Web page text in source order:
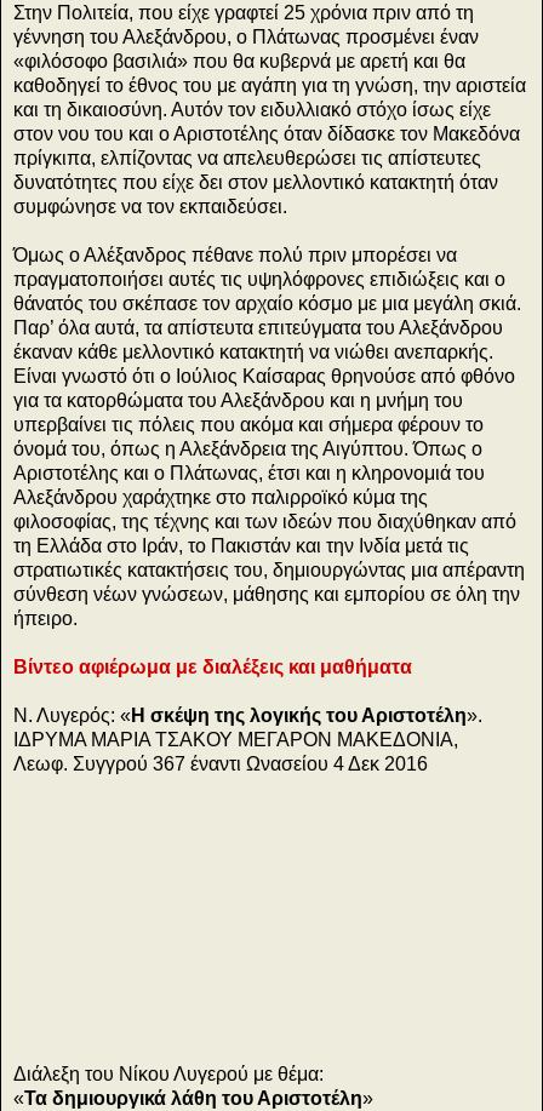
Στην Πολιτεία, που είχε γραφτεί 25 χρόνια πριν από τη
γέννηση του Αλεξάνδρου, ο Πλάτωνας προσμένει έναν
«φιλόσοφο βασιλιά» που θα κυβερνά με αρετή και θα
καθοδηγεί το έθνος του με αγάπη για τη γνώση, την αριστεία
και τη δικαιοσύνη. Αυτόν τον ειδυλλιακό στόχο ίσως είχε
στον νου του και ο Αριστοτέλης όταν δίδασκε τον Μακεδόνα
πρίγκιπα, ελπίζοντας να απελευθερώσει τις απίστευτες
δυνατότητες που είχε δει στον μελλοντικό κατακτητή όταν
συμφώνησε να τον εκπαιδεύσει.
Όμως ο Αλέξανδρος πέθανε πολύ πριν μπορέσει να
πραγματοποιήσει αυτές τις υψηλόφρονες επιδιώξεις και ο
θάνατός του σκέπασε τον αρχαίο κόσμο με μια μεγάλη σκιά.
Παρ’ όλα αυτά, τα απίστευτα επιτεύγματα του Αλεξάνδρου
έκαναν κάθε μελλοντικό κατακτητή να νιώθει ανεπαρκής.
Είναι γνωστό ότι ο Ιούλιος Καίσαρας θρηνούσε από φθόνο
για τα κατορθώματα του Αλεξάνδρου και η μνήμη του
υπερβαίνει τις πόλεις που ακόμα και σήμερα φέρουν το
όνομά του, όπως η Αλεξάνδρεια της Αιγύπτου. Όπως ο
Αριστοτέλης και ο Πλάτωνας, έτσι και η κληρονομιά του
Αλεξάνδρου χαράχτηκε στο παλιρροϊκό κύμα της
φιλοσοφίας, της τέχνης και των ιδεών που διαχύθηκαν από
τη Ελλάδα στο Ιράν, το Πακιστάν και την Ινδία μετά τις
στρατιωτικές κατακτήσεις του, δημιουργώντας μια απέραντη
σύνθεση νέων γνώσεων, μάθησης και εμπορίου σε όλη την
ήπειρο.
Βίντεο αφιέρωμα με διαλέξεις και μαθήματα
Ν. Λυγερός: «Η σκέψη της λογικής του Αριστοτέλη».
ΙΔΡΥΜΑ ΜΑΡΙΑ ΤΣΑΚΟΥ ΜΕΓΑΡΟΝ ΜΑΚΕΔΟΝΙΑ,
Λεωφ. Συγγρού 367 έναντι Ωνασείου 4 Δεκ 2016
Διάλεξη του Νίκου Λυγερού με θέμα:
«Τα δημιουργικά λάθη του Αριστοτέλη»